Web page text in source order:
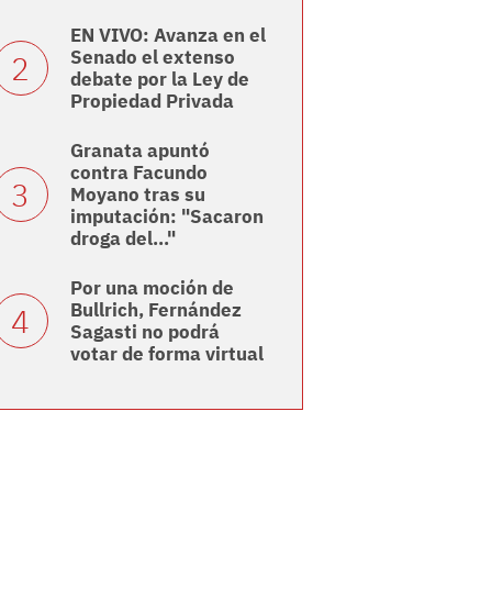
EN VIVO: Avanza en el
Senado el extenso
debate por la Ley de
Propiedad Privada
Granata apuntó
contra Facundo
Moyano tras su
imputación: "Sacaron
droga del..."
Por una moción de
Bullrich, Fernández
Sagasti no podrá
votar de forma virtual